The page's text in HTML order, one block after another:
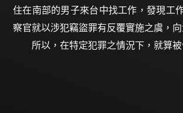
住在南部的男子來台中找工作，發現工
察官就以涉犯竊盜罪有反覆實施之虞，
所以，在特定犯罪之情況下，就算被